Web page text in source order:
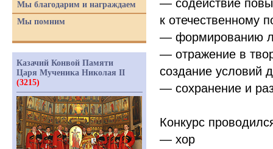
— содействие
к отечественному
— формированию
— отражение в
создание условий
— сохранение и
Конкурс
— хор
Мы благодарим и награждаем
Мы помним
Казачий Конвой Памяти
Царя Мученика Николая II
(3215)